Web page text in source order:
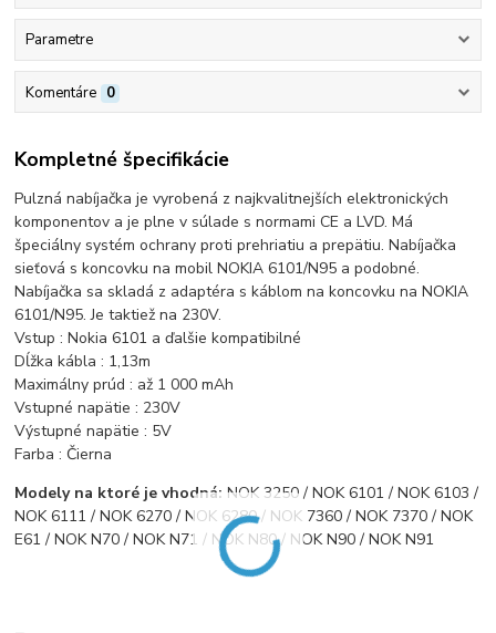
Parametre
Komentáre 0
Kompletné špecifikácie
Pulzná nabíjačka je vyrobená z najkvalitnejších elektronických
komponentov a je plne v súlade s normami CE a LVD. Má
špeciálny systém ochrany proti prehriatiu a prepätiu. Nabíjačka
sieťová s koncovku na mobil NOKIA 6101/N95 a podobné.
Nabíjačka sa skladá z adaptéra s káblom na koncovku na NOKIA
6101/N95. Je taktiež na 230V.
Vstup : Nokia 6101 a ďalšie kompatibilné
Dĺžka kábla : 1,13m
Maximálny prúd : až 1 000 mAh
Vstupné napätie : 230V
Výstupné napätie : 5V
Farba : Čierna
Modely na ktoré je vhodná:NOK 3250 / NOK 6101 / NOK 6103 /
NOK 6111 / NOK 6270 / NOK 6280 / NOK 7360 / NOK 7370 / NOK
E61 / NOK N70 / NOK N71 / NOK N80 / NOK N90 / NOK N91